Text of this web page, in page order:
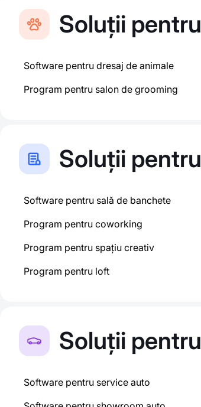
Soluții
Software pentru dresaj de animale
Program pentru salon de grooming
Soluții
Software pentru sală de banchete
Program pentru coworking
Program pentru spațiu creativ
Program pentru loft
Soluții
Software pentru service auto